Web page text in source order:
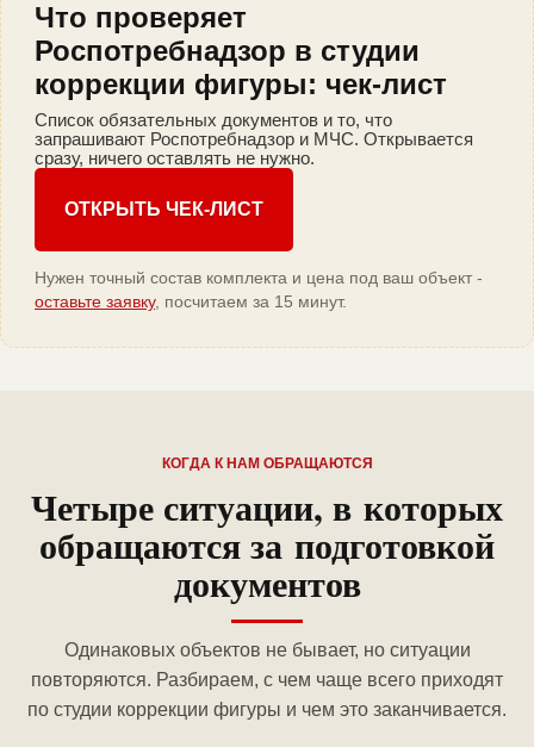
Что проверяет
Роспотребнадзор в студии
коррекции фигуры: чек-лист
Список обязательных документов и то, что
запрашивают Роспотребнадзор и МЧС. Открывается
сразу, ничего оставлять не нужно.
ОТКРЫТЬ ЧЕК-ЛИСТ
Нужен точный состав комплекта и цена под ваш объект -
оставьте заявку, посчитаем за 15 минут.
КОГДА К НАМ ОБРАЩАЮТСЯ
Четыре ситуации, в которых
обращаются за подготовкой
документов
Одинаковых объектов не бывает, но ситуации
повторяются. Разбираем, с чем чаще всего приходят
по студии коррекции фигуры и чем это заканчивается.